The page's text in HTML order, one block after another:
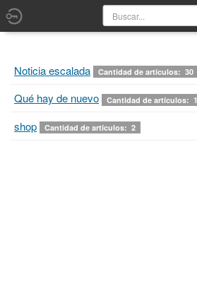
Noticia escalada Cantidad de artículos: 30
Qué hay de nuevo Cantidad de artículos: 1
shop Cantidad de artículos: 2